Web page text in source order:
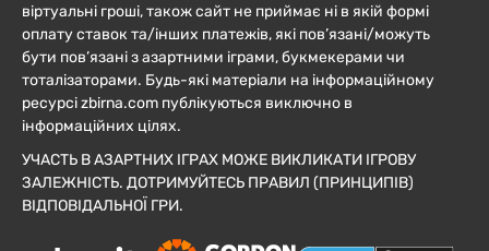
віртуальні гроші, також сайт не приймає ні в якій формі
оплату ставок та/інших платежів, які пов’язані/можуть
бути пов’язані з азартними іграми, букмекерами чи
тоталізаторами. Будь-які матеріали на інформаційному
ресурсі zbirna.com публікуються виключно в
інформаційних цілях.
УЧАСТЬ В АЗАРТНИХ ІГРАХ МОЖЕ ВИКЛИКАТИ ІГРОВУ
ЗАЛЕЖНІСТЬ. ДОТРИМУЙТЕСЬ ПРАВИЛ (ПРИНЦИПІВ)
ВІДПОВІДАЛЬНОЇ ГРИ.